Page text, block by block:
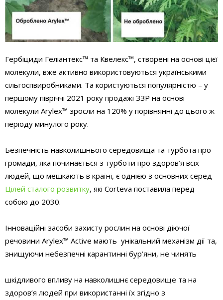
Гербіциди Геліантекс™ та Квелекс™, створені на основі цієї
молекули, вже активно використовуються українськими
сільгоспвиробниками. Та користуються популярністю – у
першому півріччі 2021 року продажі ЗЗР на основі
молекули Arylex™ зросли на 120% у порівнянні до цього ж
періоду минулого року.
Безпечність навколишнього середовища та турбота про
громади, яка починається з турботи про здоров’я всіх
людей, що мешкають в країні, є однією з основних серед
Цілей сталого розвитку, які Corteva поставила перед
собою до 2030.
Інноваційні засоби захисту рослин на основі діючої
речовини Arylex™ Active мають унікальний механізм дії та,
знищуючи небезпечні карантинні бур’яни, не чинять
шкідливого впливу на навколишнє середовище та на
здоров’я людей при використанні їх згідно з